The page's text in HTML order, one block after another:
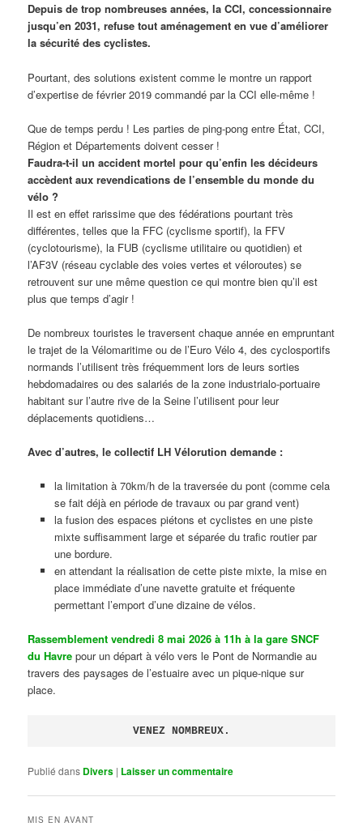
Depuis de trop nombreuses années, la CCI, concessionnaire
jusqu’en 2031, refuse tout aménagement en vue d’améliorer
la sécurité des cyclistes.
Pourtant, des solutions existent comme le montre un rapport
d’expertise de février 2019 commandé par la CCI elle-même !
Que de temps perdu ! Les parties de ping-pong entre État, CCI,
Région et Départements doivent cesser !
Faudra-t-il un accident mortel pour qu’enfin les décideurs
accèdent aux revendications de l’ensemble du monde du
vélo ?
Il est en effet rarissime que des fédérations pourtant très
différentes, telles que la FFC (cyclisme sportif), la FFV
(cyclotourisme), la FUB (cyclisme utilitaire ou quotidien) et
l’AF3V (réseau cyclable des voies vertes et véloroutes) se
retrouvent sur une même question ce qui montre bien qu’il est
plus que temps d’agir !
De nombreux touristes le traversent chaque année en empruntant
le trajet de la Vélomaritime ou de l’Euro Vélo 4, des cyclosportifs
normands l’utilisent très fréquemment lors de leurs sorties
hebdomadaires ou des salariés de la zone industrialo-portuaire
habitant sur l’autre rive de la Seine l’utilisent pour leur
déplacements quotidiens…
Avec d’autres, le collectif LH Vélorution demande :
la limitation à 70km/h de la traversée du pont (comme cela
se fait déjà en période de travaux ou par grand vent)
la fusion des espaces piétons et cyclistes en une piste
mixte suffisamment large et séparée du trafic routier par
une bordure.
en attendant la réalisation de cette piste mixte, la mise en
place immédiate d’une navette gratuite et fréquente
permettant l’emport d’une dizaine de vélos.
Rassemblement vendredi 8 mai 2026 à 11h à la gare SNCF
du Havre pour un départ à vélo vers le Pont de Normandie au
travers des paysages de l’estuaire avec un pique-nique sur
place.
VENEZ NOMBREUX.
Publié dans Divers | Laisser un commentaire
MIS EN AVANT